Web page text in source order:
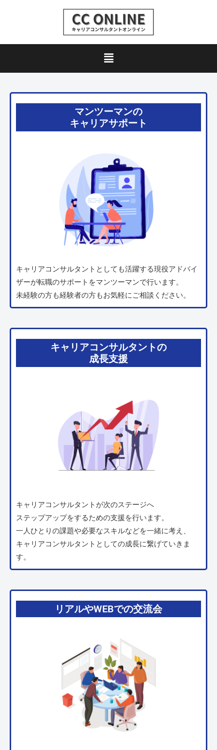
マンツーマンの
キャリアサポート
キャリアコンサルタントとしても活躍する現役アドバイ
ザーが転職のサポートをマンツーマンで行います。
未経験の方も経験者の方もお気軽にご相談ください。
キャリアコンサルタントの
成長支援
キャリアコンサルタントが次のステージへ
ステップアップをするための支援を行います。
一人ひとりの課題や必要なスキルなどを一緒に考え、
キャリアコンサルタントとしての成長に繋げていきま
す。
リアルやWEBでの交流会